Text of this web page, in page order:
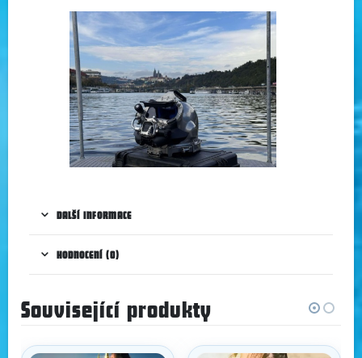
DALŠÍ INFORMACE
HODNOCENÍ (0)
Související produkty